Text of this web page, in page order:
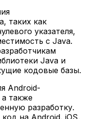
таких как
указателя,
с Java.
Java и
кодовые базы.
Android-
также
разработку.